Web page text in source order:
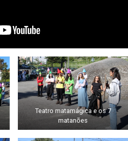
Teatro matamágica e os 7
matanões